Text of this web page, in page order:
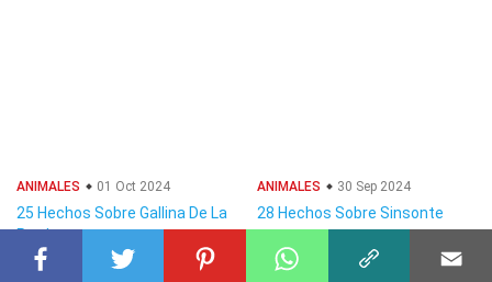
ANIMALES 01 Oct 2024
25 Hechos Sobre Gallina De La
Pradera
ANIMALES 30 Sep 2024
28 Hechos Sobre Sinsonte